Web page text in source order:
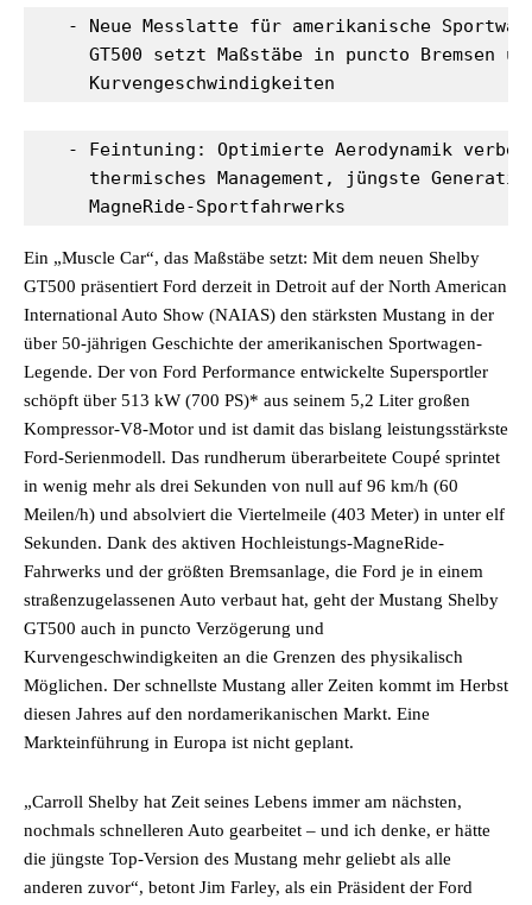
- Neue Messlatte für amerikanische
GT500 setzt Maßstäbe in puncto Bremsen
     Kurvengeschwindigkeiten
- Feintuning: Optimierte Aerodynamik
thermisches Management, jüngste
     MagneRide-Sportfahrwerks
Ein „Muscle Car“, das Maßstäbe setzt: Mit dem neuen Shelby
GT500 präsentiert Ford derzeit in Detroit auf der North American
International Auto Show (NAIAS) den stärksten Mustang in der
über 50-jährigen Geschichte der amerikanischen Sportwagen-
Legende. Der von Ford Performance entwickelte Supersportler
schöpft über 513 kW (700 PS)* aus seinem 5,2 Liter großen
Kompressor-V8-Motor und ist damit das bislang leistungsstärkste
Ford-Serienmodell. Das rundherum überarbeitete Coupé sprintet
in wenig mehr als drei Sekunden von null auf 96 km/h (60
Meilen/h) und absolviert die Viertelmeile (403 Meter) in unter elf
Sekunden. Dank des aktiven Hochleistungs-MagneRide-
Fahrwerks und der größten Bremsanlage, die Ford je in einem
straßenzugelassenen Auto verbaut hat, geht der Mustang Shelby
GT500 auch in puncto Verzögerung und
Kurvengeschwindigkeiten an die Grenzen des physikalisch
Möglichen. Der schnellste Mustang aller Zeiten kommt im Herbst
diesen Jahres auf den nordamerikanischen Markt. Eine
Markteinführung in Europa ist nicht geplant.
„Carroll Shelby hat Zeit seines Lebens immer am nächsten,
nochmals schnelleren Auto gearbeitet – und ich denke, er hätte
die jüngste Top-Version des Mustang mehr geliebt als alle
anderen zuvor“, betont Jim Farley, als ein Präsident der Ford